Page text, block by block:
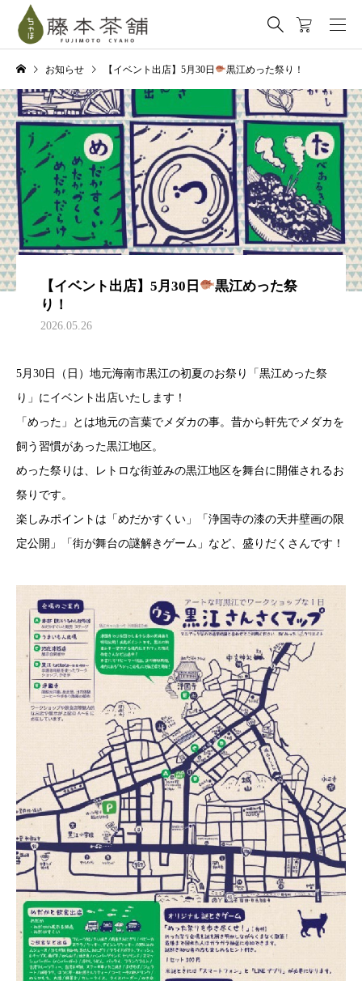
お知らせ 【イベント出店】5月30日 黒江めった祭り！
【イベント出店】5月30日
黒江めった祭
り！
2026.05.26
5月30日（日）地元海南市黒江の初夏のお祭り「黒江めった祭
り」にイベント出店いたします！
「めった」とは地元の言葉でメダカの事。昔から軒先でメダカを
飼う習慣があった黒江地区。
めった祭りは、レトロな街並みの黒江地区を舞台に開催されるお
祭りです。
楽しみポイントは「めだかすくい」「浄国寺の漆の天井壁画の限
定公開」「街が舞台の謎解きゲーム」など、盛りだくさんです！